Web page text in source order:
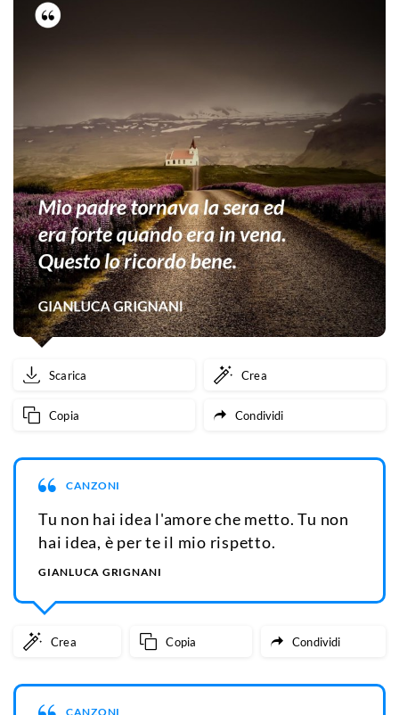
Scarica Crea
Copia Condividi
CANZONI
Tu non hai idea l'amore che metto. Tu non
hai idea, è per te il mio rispetto.
GIANLUCA GRIGNANI
Crea Copia Condividi
CANZONI